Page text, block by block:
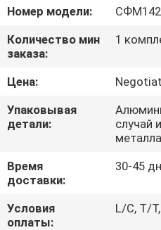
КАРТА
САЙТА
ПОЛИТИКА
УЕДИНЕНИЯ
Номер модели:
Количество мин
заказа:
1
Цена:
Упаковывая
детали:
случай
металла
Время
доставки:
30-45
Условия
оплаты:
L/C, T/T,